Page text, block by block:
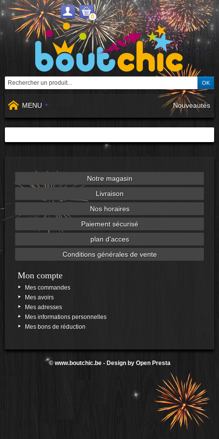
0
MENU Nouveautés
Notre magasin
Livraison
Nos horaires
Paiement sécurisé
plan d'acces
Conditions générales de vente
Mon compte
Mes commandes
Mes avoirs
Mes adresses
Mes informations personnelles
Mes bons de réduction
© www.boutchic.be- Design by Open Presta